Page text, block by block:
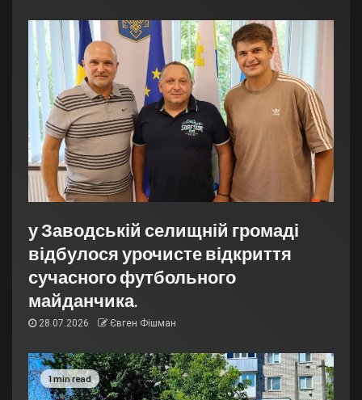
у Заводській селищній громаді
відбулося урочисте відкриття
сучасного футбольного
майданчика.
28.07.2026 Євген Фішман
1 min read